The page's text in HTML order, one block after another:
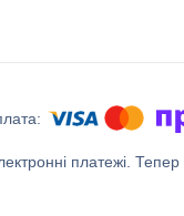
платежі.